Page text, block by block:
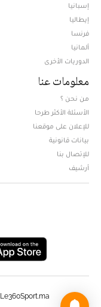
إسبانيا
إيطاليا
فرنسا
ألمانيا
الدوريات الأخرى
معلومات عنا
من نحن ؟
الأسئلة الأكثر طرحا
للإعلان على موقعنا
بيانات قانونية
للإتصال بنا
أرشيف
Le360Sport.ma رياضة • جميع الحقوق محفوضة - 2023